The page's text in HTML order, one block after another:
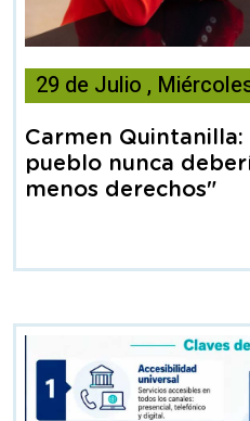
noticia
Articulo
29 de Julio ,
Carmen
pueblo nunca
menos derechos"